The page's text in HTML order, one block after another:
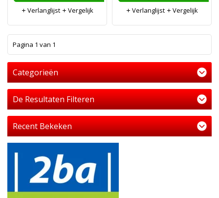
Verlanglijst
Vergelijk
Verlanglijst
Vergelijk
Pagina 1 van 1
Categorieën
De Resultaten Filteren
Recent Bekeken